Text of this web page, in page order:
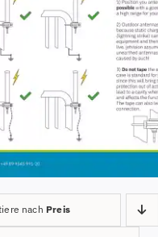
nach Preis